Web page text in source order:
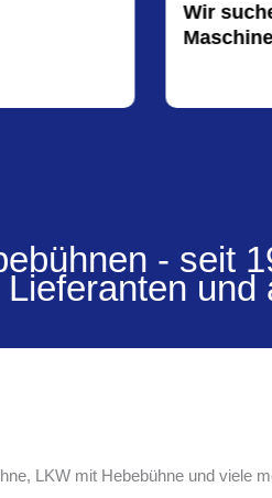
FS CE /
- seit
und
LKW mit Hebebühne und viele